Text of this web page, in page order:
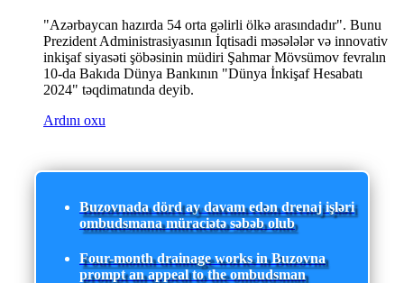
"Azərbaycan hazırda 54 orta gəlirli ölkə arasındadır". Bunu
Prezident Administrasiyasının İqtisadi məsələlər və innovativ
inkişaf siyasəti şöbəsinin müdiri Şahmar Mövsümov fevralın
10-da Bakıda Dünya Bankının "Dünya İnkişaf Hesabatı
2024" təqdimatında deyib.
Ardını oxu
Buzovnada dörd ay davam edən drenaj işləri
ombudsmana müraciətə səbəb olub
Four-month drainage works in Buzovna
prompt an appeal to the ombudsman